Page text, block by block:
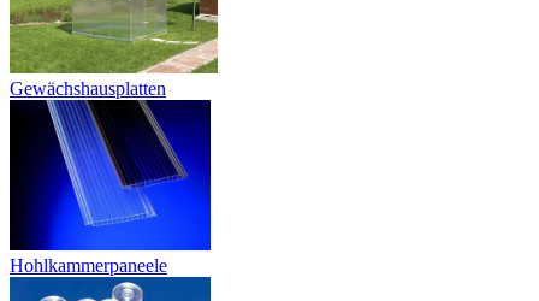
Gewächshausplatten
Hohlkammerpaneele